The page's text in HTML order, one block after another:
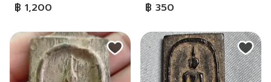
฿ 1,200 ฿ 350